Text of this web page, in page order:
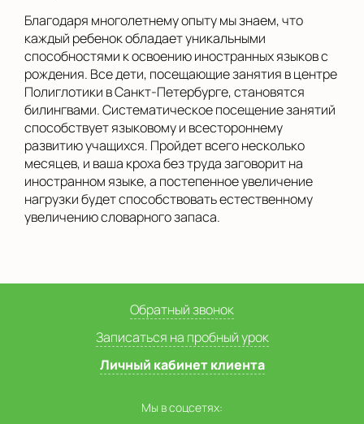
Благодаря многолетнему опыту мы знаем, что
каждый ребенок обладает уникальными
способностями к освоению иностранных языков с
рождения. Все дети, посещающие занятия в центре
Полиглотики в Санкт-Петербурге, становятся
билингвами. Систематическое посещение занятий
способствует языковому и всестороннему
развитию учащихся. Пройдет всего несколько
месяцев, и ваша кроха без труда заговорит на
иностранном языке, а постепенное увеличение
нагрузки будет способствовать естественному
увеличению словарного запаса.
Обратный звонок
Записаться на пробный урок
Личный кабинет клиента
Мы в соцсетях: